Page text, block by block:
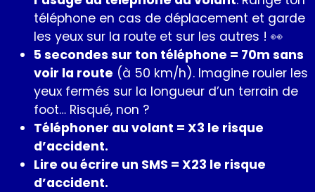
téléphone en cas de déplacement et garde
les yeux sur la route et sur les autres ! 👀
5 secondes sur ton téléphone = 70m sans
voir la route (à 50 km/h). Imagine rouler les
yeux fermés sur la longueur d’un terrain de
foot… Risqué, non ?
Téléphoner au volant = X3 le risque
d’accident.
Lire ou écrire un SMS = X23 le risque
d’accident.